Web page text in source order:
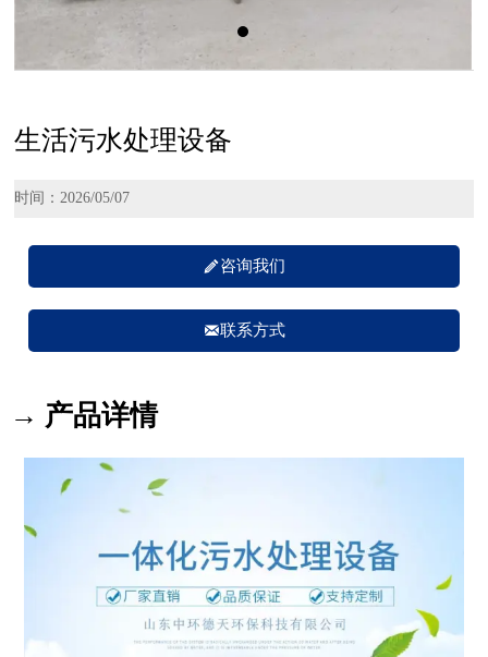
生活污水处理设备
时间：2026/05/07
咨询我们
联系方式
→ 产品详情